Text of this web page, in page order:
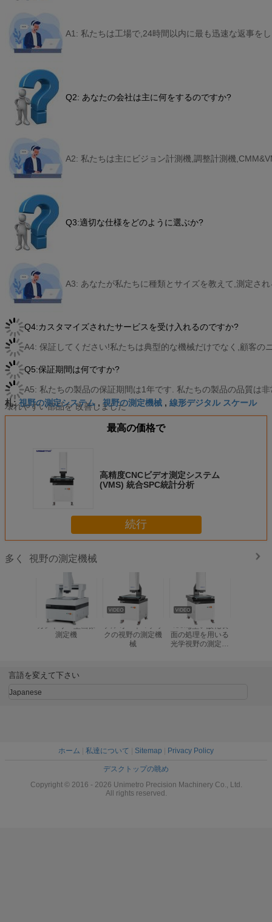
A1: 私たちは工場で,24時間以内に最も迅速な返事を
Q2: あなたの会社は主に何をするのですか?
A2: 私たちは主にビジョン計測機,調整計測機
Q3:適切な仕様をどのように選ぶか?
A3: あなたが私たちに種類とサイズを教えて,測定さ
Q4:カスタマイズされたサービスを受け入れるのですか?
A4: 保証してください!私たちは典型的な機械だけでなく,顧客の
Q5:保証期間は何ですか?
A5: 私たちの製品の保証期間は1年です. 私たちの製品の品質は
壊れやすい部品を 改善しました
札:視野の測定システム , 視野の測定機械 , 線形デジタル スケール
最高の価格で
高精度CNCビデオ測定システム
(VMS) 統合SPC統計分析
続行
多く 視野の測定機械
ガントリー型画像
測定機
フル オートマチッ
クの視野の測定機
械
450kg堅い酸化表
面の処理を用いる
光学視野の測定機
言語を変えて下さい
Japanese
ホーム 私達について Sitemap Privacy Policy
デスクトップの眺め
Copyright © 2016 - 2026 Unimetro Precision Machinery Co., Ltd.
All rights reserved.